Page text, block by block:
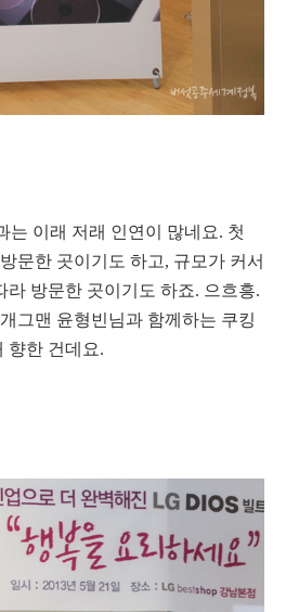
는 이래 저래 인연이 많네요. 첫
문한 곳이기도 하고, 규모가 커서
라 방문한 곳이기도 하죠. 으흐흥.
그맨 윤형빈님과 함께하는 쿠킹
향한 건데요.